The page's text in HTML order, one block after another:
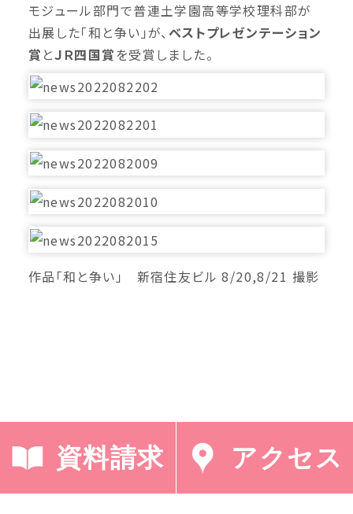
資料請求 アクセス
モジュール部門で普連土学園高等学校理科部が
出展した「和と争い」が、 ベストプレゼンテーション
賞 とＪＲ四国賞 を受賞しました。
作品「和と争い」 新宿住友ビル 8/20,8/21 撮影